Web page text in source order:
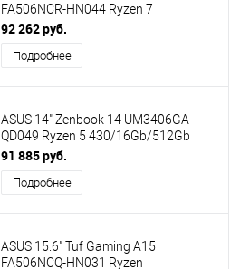
FA506NCR-HN044 Ryzen 7
7435HS/16Gb/512Gb SSD/RTX
3050/NoOS/Black (90NR0JV7-
M002W0) ПИ
92 262 руб.
Подробнее
ASUS 14" Zenbook 14 UM3406GA-
QD049 Ryzen 5 430/16Gb/512Gb
SSD/AMD Radeon 840M/No OS/Black
(90NB17R1-M00210)
91 885 руб.
Подробнее
ASUS 15.6" Tuf Gaming A15
FA506NCQ-HN031 Ryzen